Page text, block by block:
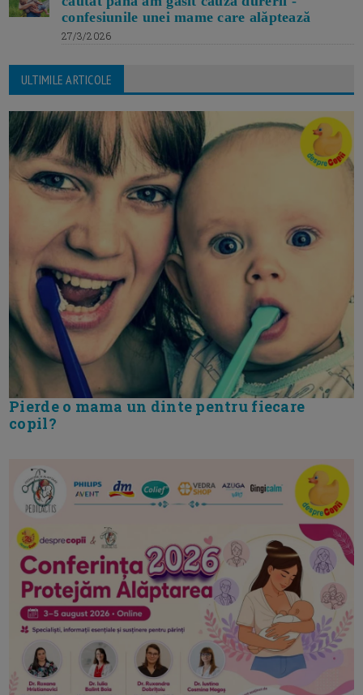
confesiunile unei mame care alăptează
27/3/2026
ULTIMILE ARTICOLE
Pierde o mama un dinte pentru fiecare
copil?